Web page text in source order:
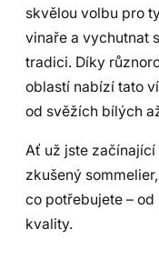
skvělou volbu pro
vinaře a vychutnat
tradici. Díky
oblastí nabízí tato
od svěžích bílých
Ať už jste
zkušený
co potřebujete –
kvality.